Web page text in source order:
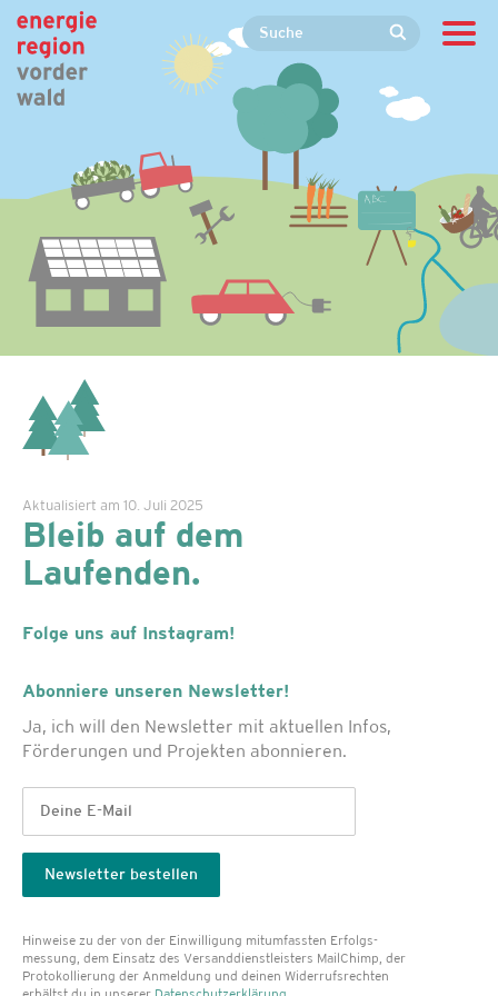
Aktualisiert am 10. Juli 2025
Bleib auf dem
Laufenden.
Folge uns auf Instagram!
Abonniere unseren Newsletter!
Ja, ich will den Newsletter mit aktuellen Infos,
Förderungen und Projekten abonnieren.
Hinweise zu der von der Einwilligung mitumfassten Erfolgs­
messung, dem Einsatz des Versanddienst­leisters MailChimp, der
Protokollierung der Anmeldung und deinen Widerrufsrechten